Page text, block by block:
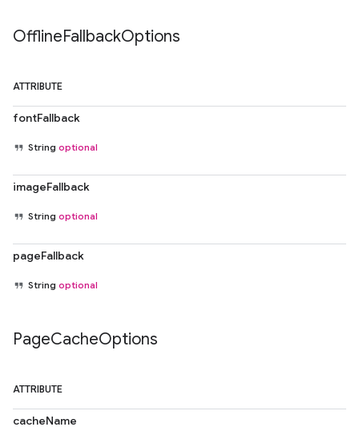
OfflineFallbackOptions
ATTRIBUTE
fontFallback
String optional
imageFallback
String optional
pageFallback
String optional
PageCacheOptions
ATTRIBUTE
cacheName